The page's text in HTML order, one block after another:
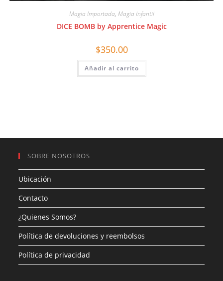
Magia Importada, Magia Infantil
DICE BOMB by Apprentice Magic
$350.00
Añadir al carrito
SOBRE NOSOTROS
Ubicación
Contacto
¿Quienes Somos?
Política de devoluciones y reembolsos
Política de privacidad